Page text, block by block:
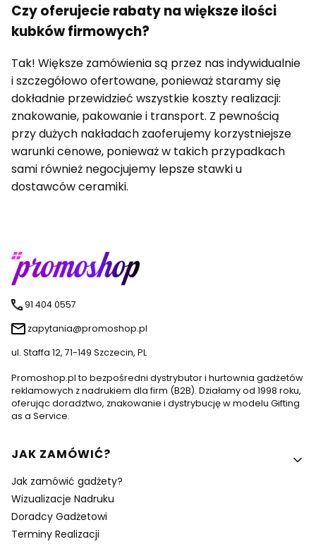
Czy oferujecie rabaty na większe ilości
kubków firmowych?
Tak! Większe zamówienia są przez nas indywidualnie
i szczegółowo ofertowane, ponieważ staramy się
dokładnie przewidzieć wszystkie koszty realizacji:
znakowanie, pakowanie i transport. Z pewnością
przy dużych nakładach zaoferujemy korzystniejsze
warunki cenowe, ponieważ w takich przypadkach
sami również negocjujemy lepsze stawki u
dostawców ceramiki.
91 404 0557
zapytania@promoshop.pl
ul. Staffa 12, 71-149 Szczecin, PL
Promoshop.pl to bezpośredni dystrybutor i hurtownia gadżetów
reklamowych z nadrukiem dla firm (B2B). Działamy od 1998 roku,
oferując doradztwo, znakowanie i dystrybucję w modelu Gifting
as a Service.
Linki w stopce
JAK ZAMÓWIĆ?
Jak zamówić gadżety?
Wizualizacje Nadruku
Doradcy Gadżetowi
Terminy Realizacji